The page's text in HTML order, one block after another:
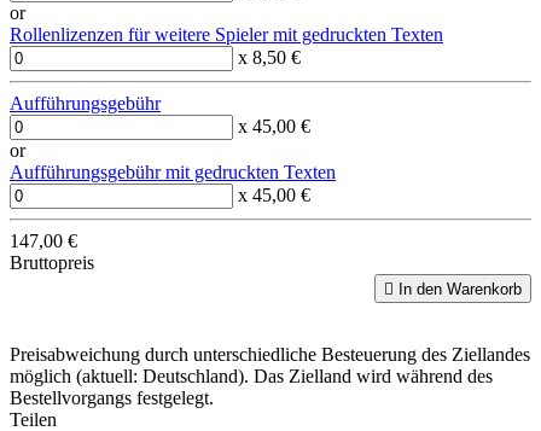
or
Rollenlizenzen für weitere Spieler mit gedruckten Texten
x 8,50 €
Aufführungsgebühr
x 45,00 €
or
Aufführungsgebühr mit gedruckten Texten
x 45,00 €
147,00 €
Bruttopreis
 In den Warenkorb
Preisabweichung durch unterschiedliche Besteuerung des Ziellandes
möglich (aktuell: Deutschland). Das Zielland wird während des
Bestellvorgangs festgelegt.
Teilen